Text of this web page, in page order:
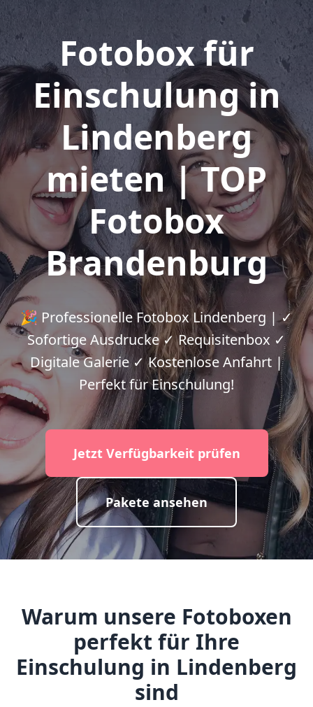
Fotobox für
Einschulung in
Lindenberg
mieten | TOP
Fotobox
Brandenburg
🎉 Professionelle Fotobox Lindenberg | ✓
Sofortige Ausdrucke ✓ Requisitenbox ✓
Digitale Galerie ✓ Kostenlose Anfahrt |
Perfekt für Einschulung!
Jetzt Verfügbarkeit prüfen
Pakete ansehen
Warum unsere Fotoboxen
perfekt für Ihre
Einschulung in Lindenberg
sind